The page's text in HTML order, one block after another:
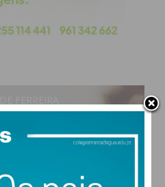
clear sky
47% humidade